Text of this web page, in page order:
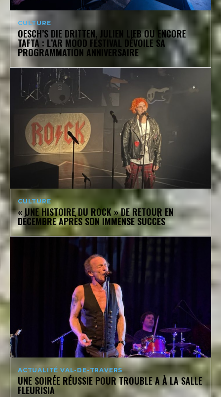
CULTURE
OESCH’S DIE DRITTEN, JULIEN LIEB OU ENCORE
TAFTA : L’AR MOOD FESTIVAL DÉVOILE SA
PROGRAMMATION ANNIVERSAIRE
CULTURE
« UNE HISTOIRE DU ROCK » DE RETOUR EN
DÉCEMBRE APRÈS SON IMMENSE SUCCÈS
ACTUALITÉ VAL-DE-TRAVERS
UNE SOIRÉE RÉUSSIE POUR TROUBLE A À LA SALLE
FLEURISIA